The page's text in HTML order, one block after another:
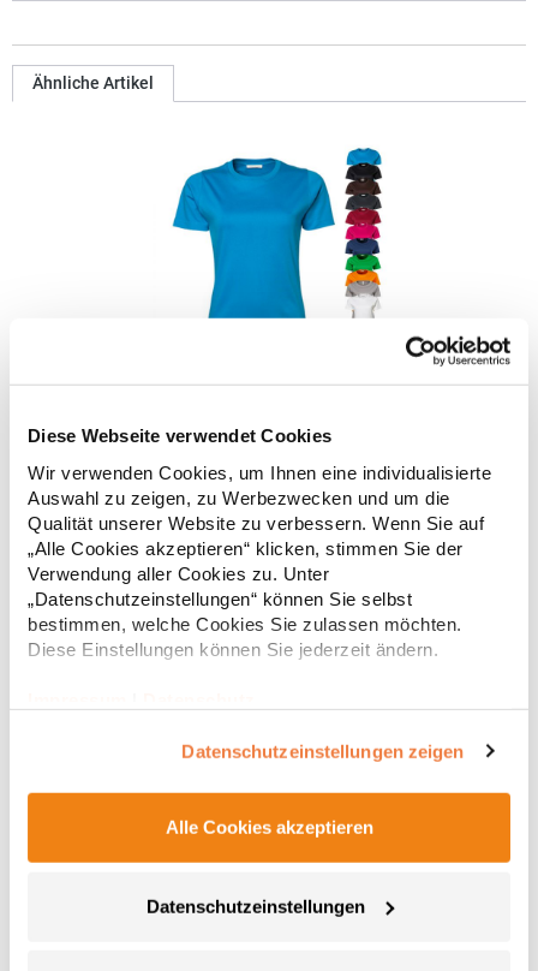
Diese Webseite verwendet Cookies
Wir verwenden Cookies, um Ihnen eine individualisierte
Auswahl zu zeigen, zu Werbezwecken und um die
Qualität unserer Website zu verbessern. Wenn Sie auf
„Alle Cookies akzeptieren“ klicken, stimmen Sie der
Verwendung aller Cookies zu. Unter
„Datenschutzeinstellungen“ können Sie selbst
bestimmen, welche Cookies Sie zulassen möchten.
Diese Einstellungen können Sie jederzeit ändern.
Datenschutzeinstellungen zeigen
Alle Cookies akzeptieren
Datenschutzeinstellungen
Ähnliche Artikel
Gekämmte, ringgesponnene Baumwolle / Interlock
Einlaufvorbehandelt Doppelnähte Modisch geschnitten
Schmaler, modischer Kragen Enzym- und
silikongewaschenGrammatur: 220
g/m²Materialzusammensetzung: 100% BaumwolleAngaben zur
Produktsicherheit: Herst.-Nr.: 580Hersteller: Tee Jays A/S Lansen
16 9230 Svenstrup J Dänemark E-Mail: info@teejays.dk
* Preise inkl. gesetzlicher Mwst. +Versandkosten *